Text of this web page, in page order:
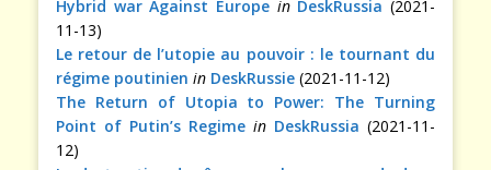
Hybrid war Against Europe in DeskRussia (2021-
11-13)
Le retour de l’utopie au pouvoir : le tournant du
régime poutinien in DeskRussie (2021-11-12)
The Return of Utopia to Power: The Turning
Point of Putin’s Regime in DeskRussia (2021-11-
12)